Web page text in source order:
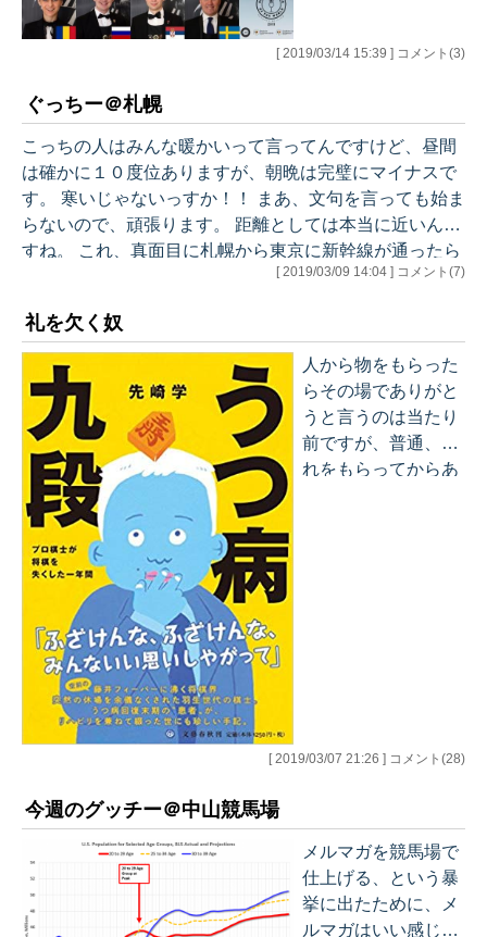
有料で。 有料ＦＢは
味があるなら、今月
だけでもおとりにな
ったら如何でしょう
か？ はっきりっ
て、普通のメディア
の人たちはここ（ソ
いませんし、実際報
道もないですよね。
だめだめですな。大
体ワインをちゃんと
知っている記者がい
ないしね、大手メデ
[ 2019/03/14 15:39 ] コメント(3)
ぐっちー＠札幌
こっちの人はみんな暖かいって言ってんですけど、昼間
は確かに１０度位ありますが、朝晩は完璧にマイナスで
す。 寒いじゃないっすか！！ まあ、文句を言っても始ま
らないので、頑張ります。 距離としては本当に近いんで
すね。 これ、真面目に札幌から東京に新幹線が通ったら
機能するかもしれません。 今でさえ、飛行機を考えると
のも広島とよく似てますが、こちらはあまり遠いな～、
という印象はありません。 やはりバスしかない、のとJR
快速も走っている事の差でしょうかね。 講演会、勉強会
と続きほぼとんぼ返りなので、うまいものなどと言って
いる時間は無く、ちと残念…
[ 2019/03/09 14:04 ] コメント(7)
礼を欠く奴
人から物をもらった
らその場でありがと
うと言うのは当たり
前ですが、普通、そ
れをもらってからあ
こともあるので、そ
させて頂きます」な
どとフィードバック
するのは最低限の礼
節だと思っていま
[ 2019/03/07 21:26 ] コメント(28)
今週のグッチー＠中山競馬場
メルマガを競馬場で
仕上げる、という暴
挙に出たために、メ
ルマガはいい感じに